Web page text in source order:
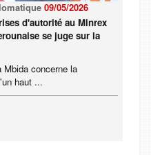
09/05/2026
d'autorité au Minrex
se juge sur la
Mbida concerne la
haut ...